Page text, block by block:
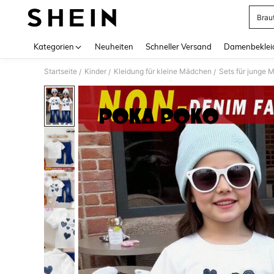
Kategorien Neuheiten Schneller Versand
Startseite / Kinder / Kleidung für kleine Mädchen / Sets für junge